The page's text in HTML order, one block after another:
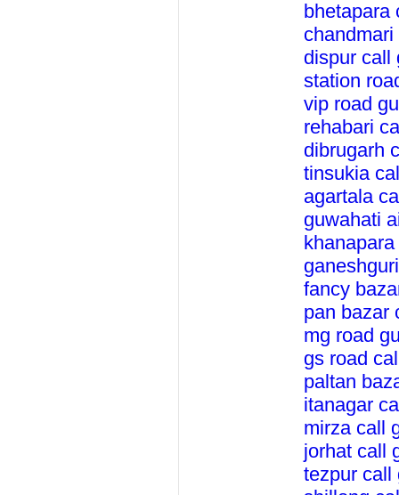
bhetapara
dispur call
station
vip road
rehabari
dibrugarh
tinsukia
agartala
guwahati
fancy
pan bazar
mg road
gs road
paltan
itanagar
mirza call
jorhat call
tezpur call